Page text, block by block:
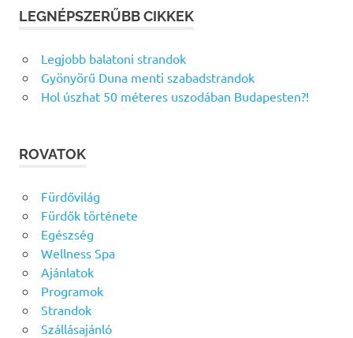
LEGNÉPSZERŰBB CIKKEK
Legjobb balatoni strandok
Gyönyörű Duna menti szabadstrandok
Hol úszhat 50 méteres uszodában Budapesten?!
ROVATOK
Fürdővilág
Fürdők története
Egészség
Wellness Spa
Ajánlatok
Programok
Strandok
Szállásajánló